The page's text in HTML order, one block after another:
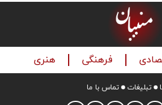
فرهنگی هنری
تبلیغات تماس با ما